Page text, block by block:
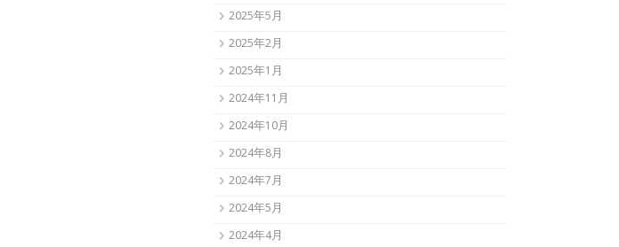
2025年5月
2025年2月
2025年1月
2024年11月
2024年10月
2024年8月
2024年7月
2024年5月
2024年4月